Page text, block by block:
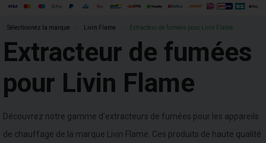
Sélectionnez la marque Livin Flame Extracteur de fumées pour Livin Flame
Extracteur de fumées
pour Livin Flame
Découvrez notre gamme d'extracteurs de fumées pour les appareils
de chauffage de la marque Livin Flame. Ces produits de haute qualité